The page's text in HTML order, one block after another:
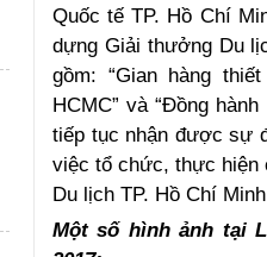
Quốc tế TP. Hồ Chí
dựng Giải thưởng Du
gồm: “Gian hàng
HCMC” và “Đồng
tiếp tục nhận được sự
việc tổ chức, thực hiện
Du lịch TP. Hồ Chí
Một số hình ảnh tại